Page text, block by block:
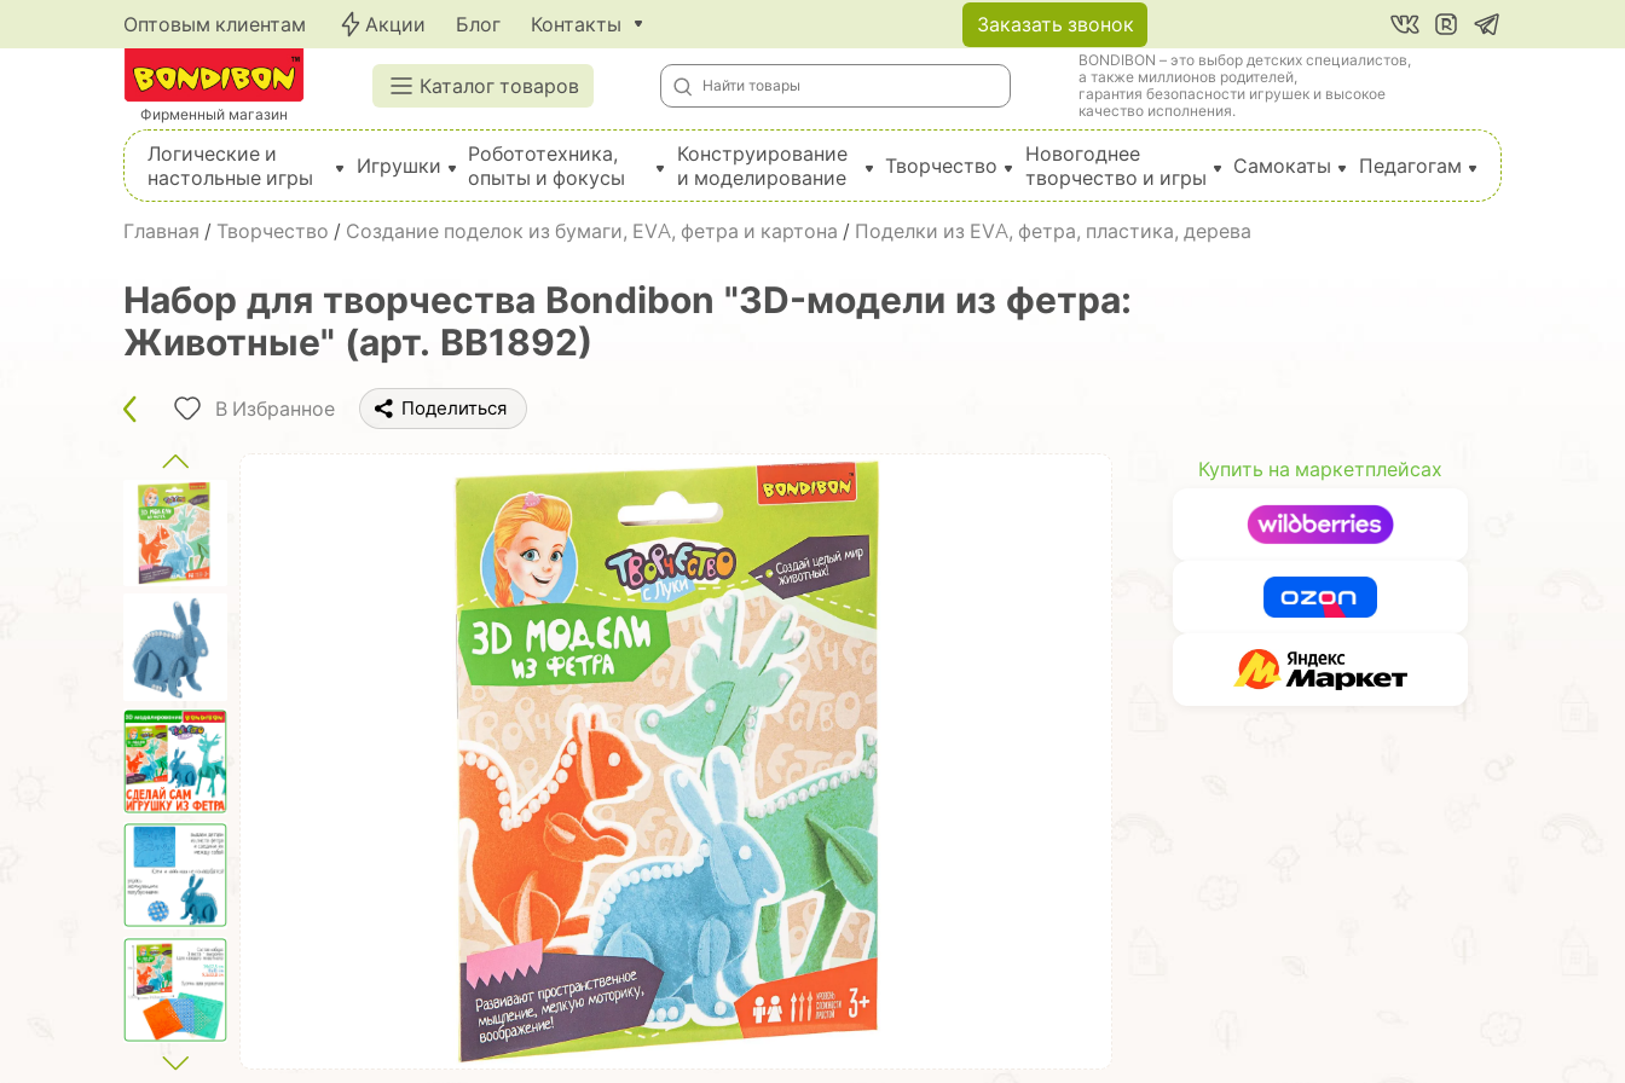
Оптовым клиентам Акции Блог Контакты Заказать звонок
Фирменный магазин
Каталог товаров
BONDIBON – это выбор детских специалистов,
а также миллионов родителей,
гарантия безопасности игрушек и высокое
качество исполнения.
Логические и
настольные игры
Игрушки
Робототехника,
опыты и фокусы
Конструирование
и моделирование
Творчество
Новогоднее
творчество и игры
Самокаты Педагогам
Главная / Творчество / Создание поделок из бумаги, EVA, фетра и картона / Поделки из EVA, фетра, пластика, дерева
Набор для творчества Bondibon "3D-модели из фетра:
Животные" (арт. ВВ1892)
В Избранное Поделиться
Купить на маркетплейсах